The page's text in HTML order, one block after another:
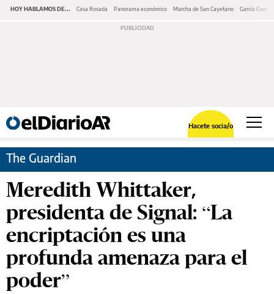
HOY HABLAMOS DE... Casa Rosada Panorama económico Marcha de San Cayetano García Cuerva
Hacete socia/o
The Guardian
Meredith Whittaker,
presidenta de Signal: “La
encriptación es una
profunda amenaza para el
poder”